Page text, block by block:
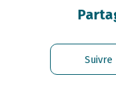
Suivre